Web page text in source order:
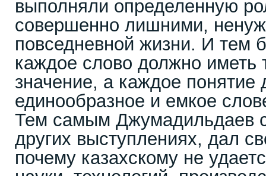
выполняли определенную
совершенно лишними,
повседневной жизни. И тем
каждое слово должно иметь
значение, а каждое понятие
единообразное и емкое
Тем самым Джумадильдаев
других выступлениях, дал
почему казахскому не